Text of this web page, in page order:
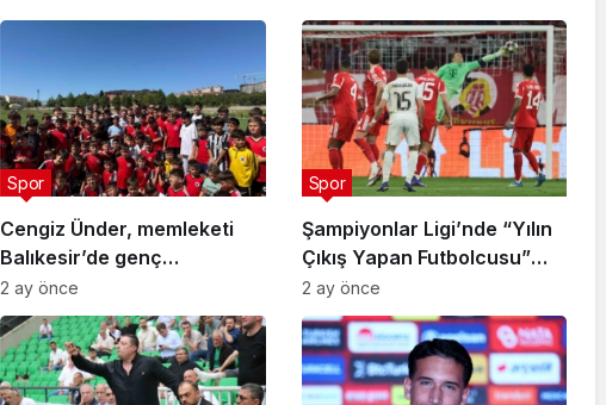
Cengiz Ünder, memleketi
Balıkesir’de genç
sporcularla buluştu
Spor
2 ay önce
Şampiyonlar Ligi’nde “Yılın
Çıkış Yapan Futbolcusu”
Arda Güler
Spor
2 ay önce